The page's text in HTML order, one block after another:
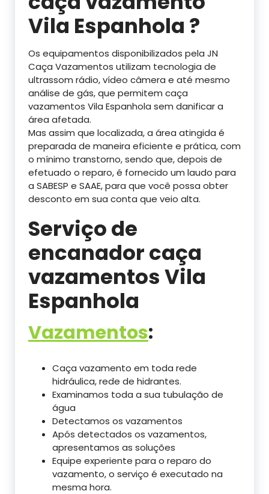
Vila Espanhola ?
Os equipamentos disponibilizados pela JN
Caça Vazamentos utilizam tecnologia de
ultrassom rádio, vídeo câmera e até mesmo
análise de gás, que permitem caça
vazamentos Vila Espanhola sem danificar a
área afetada.
Mas assim que localizada, a área atingida é
preparada de maneira eficiente e prática, com
o mínimo transtorno, sendo que, depois de
efetuado o reparo, é fornecido um laudo para
a SABESP e SAAE, para que você possa obter
desconto em sua conta que veio alta.
Serviço de
encanador caça
vazamentos Vila
Espanhola
Vazamentos:
Caça vazamento em toda rede
hidráulica, rede de hidrantes.
Examinamos toda a sua tubulação de
água
Detectamos os vazamentos
Após detectados os vazamentos,
apresentamos as soluções
Equipe experiente para o reparo do
vazamento, o serviço é executado na
mesma hora.